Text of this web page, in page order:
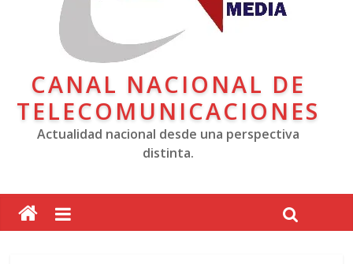
CANAL NACIONAL DE
TELECOMUNICACIONES
Actualidad nacional desde una perspectiva
distinta.